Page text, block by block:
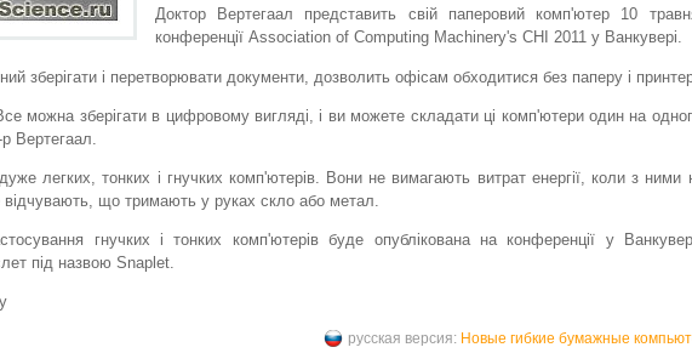
Доктор Вертегаал представить свій паперовий комп'ютер 10
конференції Association of Computing Machinery's CHI 2011 у Ванкувері.
зберігати і перетворювати документи, дозволить офісам обходитися без паперу і
можна зберігати в цифровому вигляді, і ви можете складати ці комп'ютери один на
Вертегаал.
легких, тонких і гнучких комп'ютерів. Вони не вимагають витрат енергії, коли з ними
відчувають, що тримають у руках скло або метал.
гнучких і тонких комп'ютерів буде опублікована на конференції у
під назвою Snaplet.
русская версия: Новые гибкие бумажные